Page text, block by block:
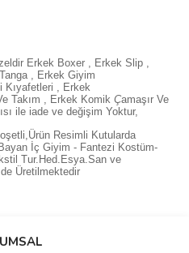
Erkek Boxer , Erkek Slip ,
, Erkek Giyim
Kıyafetleri , Erkek
Takım , Erkek Komik Çamaşır Ve
ile iade ve değişim Yoktur,
Resimli Kutularda
ç Giyim - Fantezi Kostüm-
Tur.Hed.Esya.San ve
Üretilmektedir
siz yapın!